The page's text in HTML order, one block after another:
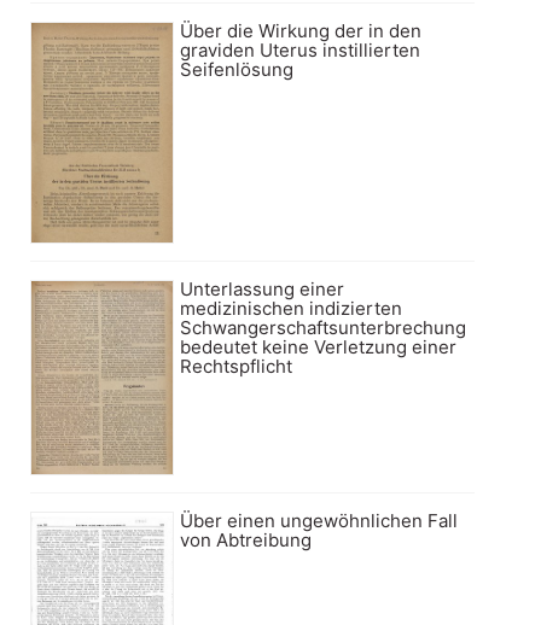
Über die Wirkung der in den
graviden Uterus instillierten
Seifenlösung
Unterlassung einer
medizinischen indizierten
Schwangerschaftsunterbrechung
bedeutet keine Verletzung einer
Rechtspflicht
Über einen ungewöhnlichen Fall
von Abtreibung